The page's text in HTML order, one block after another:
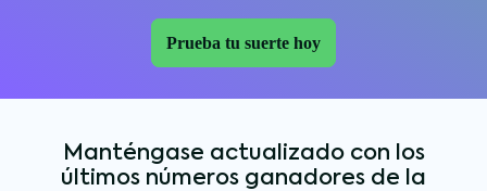
Prueba tu suerte hoy
Manténgase actualizado con los
últimos números ganadores de la